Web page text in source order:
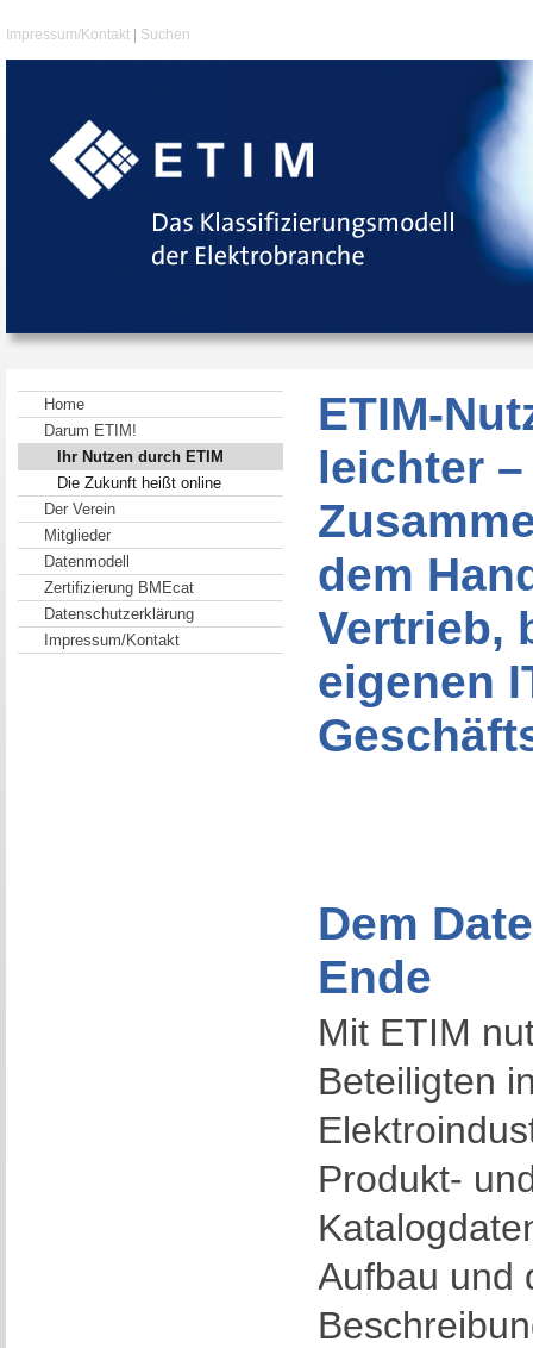
Impressum/Kontakt Suchen
Home
Darum ETIM!
Ihr Nutzen durch ETIM
Die Zukunft heißt online
Der Verein
Mitglieder
Datenmodell
Zertifizierung BMEcat
Datenschutzerklärung
Impressum/Kontakt
ETIM-
leichter
dem
Vertrieb,
eigenen
Dem
Ende
Mit ETIM
Beteiligten
Produkt-
Aufbau und